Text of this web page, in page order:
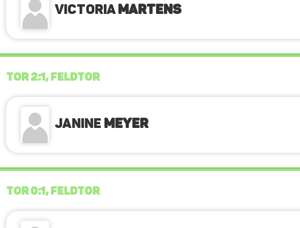
VictoriaMartens
TOR 2:1, FELDTOR
Janine Meyer
TOR 0:1, FELDTOR